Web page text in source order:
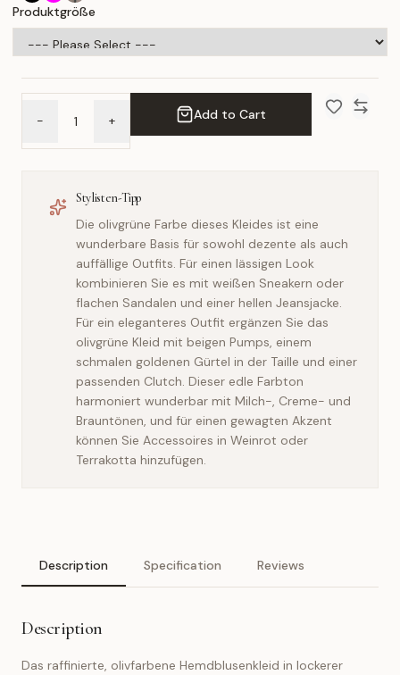
Produktgröße
- + Add to Cart
Stylisten-Tipp
Die olivgrüne Farbe dieses Kleides ist eine
wunderbare Basis für sowohl dezente als auch
auffällige Outfits. Für einen lässigen Look
kombinieren Sie es mit weißen Sneakern oder
flachen Sandalen und einer hellen Jeansjacke.
Für ein eleganteres Outfit ergänzen Sie das
olivgrüne Kleid mit beigen Pumps, einem
schmalen goldenen Gürtel in der Taille und einer
passenden Clutch. Dieser edle Farbton
harmoniert wunderbar mit Milch-, Creme- und
Brauntönen, und für einen gewagten Akzent
können Sie Accessoires in Weinrot oder
Terrakotta hinzufügen.
Description Specification Reviews
Description
Das raffinierte, olivfarbene Hemdblusenkleid in lockerer